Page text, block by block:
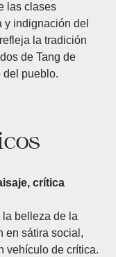
las clases
y indignación del
la tradición
de Tang de
del pueblo.
crítica
la belleza de la
en sátira social,
vehículo de crítica.